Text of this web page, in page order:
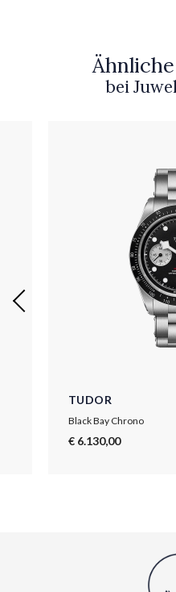
bei
TUDOR
Black Bay Chrono
€ 6.130,00